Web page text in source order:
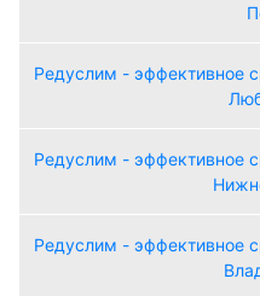
Редуслим - эффективное
Редуслим - эффективное
Редуслим - эффективное